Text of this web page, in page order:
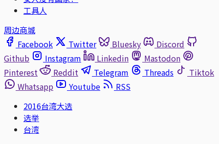
工具人
周边商城
Facebook
Twitter Bluesky
Discord
Github
Instagram Linkedin
Mastodon
Pinterest
Reddit Telegram Threads
Tiktok
Whatsapp
Youtube
RSS
2016台湾大选
选举
台湾